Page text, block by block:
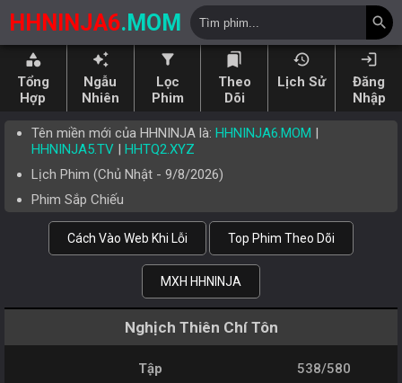
HHNINJA6.MOM search
category
Tổng
Hợp
auto_awesome
Ngẫu
Nhiên
filter_alt
Lọc
Phim
bookmarks
Theo
Dõi
history
Lịch Sử
login
Đăng
Nhập
Tên miền mới của HHNINJA là: HHNINJA6.MOM |
HHNINJA5.TV | HHTQ2.XYZ
Lịch Phim (Chủ Nhật - 9/8/2026)
Phim Sắp Chiếu
Cách Vào Web Khi Lỗi Top Phim Theo Dõi
MXH HHNINJA
Nghịch Thiên Chí Tôn
Tập 538/580